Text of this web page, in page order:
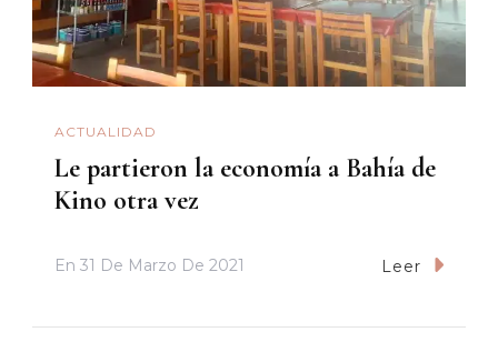
ACTUALIDAD
Le partieron la economía a Bahía de
Kino otra vez
En 31 De Marzo De 2021 Leer